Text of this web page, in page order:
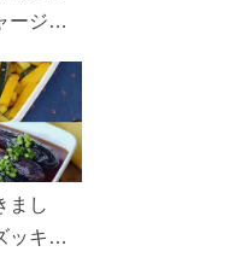
ージ！
しょ
まし
ッキー